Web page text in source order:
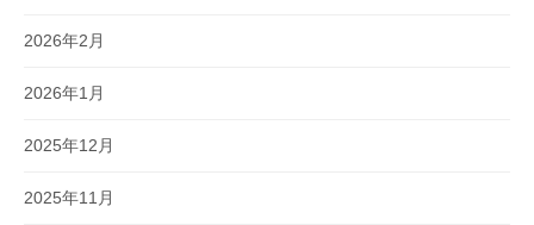
2026年2月
2026年1月
2025年12月
2025年11月